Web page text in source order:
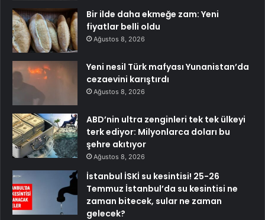
Bir ilde daha ekmeğe zam: Yeni
fiyatlar belli oldu
Ağustos 8, 2026
Yeni nesil Türk mafyası Yunanistan’da
cezaevini karıştırdı
Ağustos 8, 2026
ABD’nin ultra zenginleri tek tek ülkeyi
terk ediyor: Milyonlarca doları bu
şehre akıtıyor
Ağustos 8, 2026
İstanbul İSKİ su kesintisi! 25-26
Temmuz İstanbul’da su kesintisi ne
zaman bitecek, sular ne zaman
gelecek?